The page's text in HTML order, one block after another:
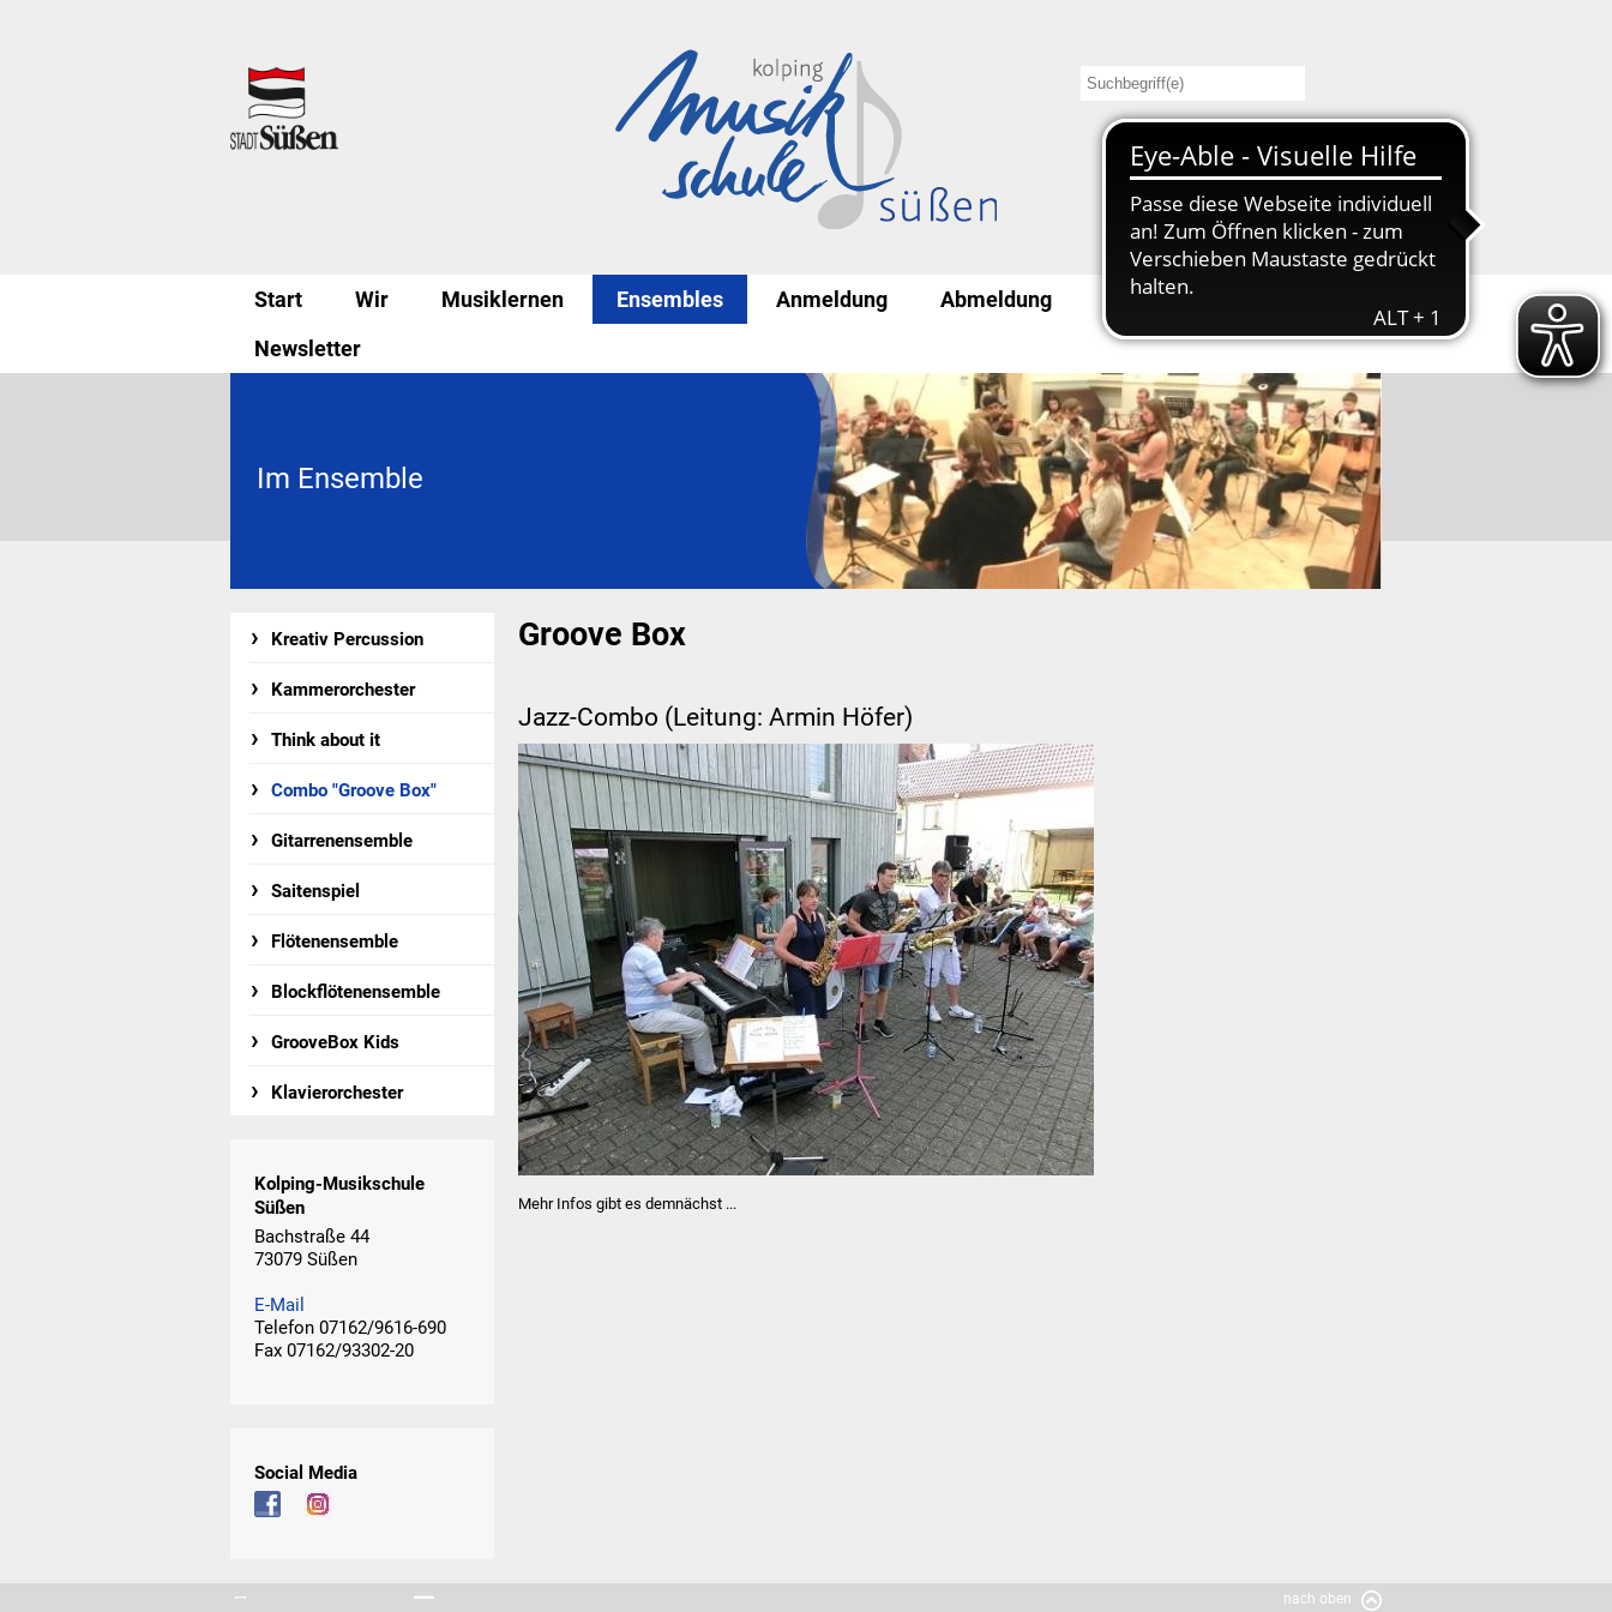
Start Wir Musiklernen Ensembles Anmeldung Abmeldung App
Newsletter
Im Ensemble
Kreativ Percussion
Kammerorchester
Think about it
Combo "Groove Box"
Gitarrenensemble
Saitenspiel
Flötenensemble
Blockflötenensemble
GrooveBox Kids
Klavierorchester
Kolping-Musikschule
Süßen
Bachstraße 44
73079 Süßen
E-Mail
Telefon 07162/9616-690
Fax 07162/93302-20
Social Media
Groove Box
Jazz-Combo (Leitung: Armin Höfer)
Mehr Infos gibt es demnächst ...
nach oben